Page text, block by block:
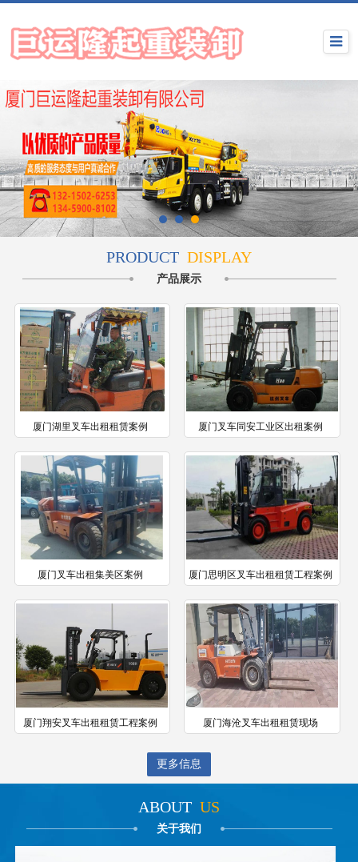
PRODUCT DISPLAY
产品展示
厦门湖里叉车出租租赁案例 厦门叉车同安工业区出租案例
厦门叉车出租集美区案例 厦门思明区叉车出租租赁工程案例
厦门翔安叉车出租租赁工程案例 厦门海沧叉车出租租赁现场
更多信息
ABOUT US
关于我们